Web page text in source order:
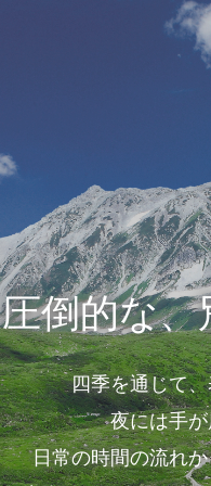
圧倒的な、
四季を通じて
夜には手
日常の時間の流れ